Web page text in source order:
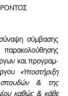
σύμβασης
και προ­­γραμ­­­
«Υποστήριξη
σπουδών & της
καθώς & κάθε